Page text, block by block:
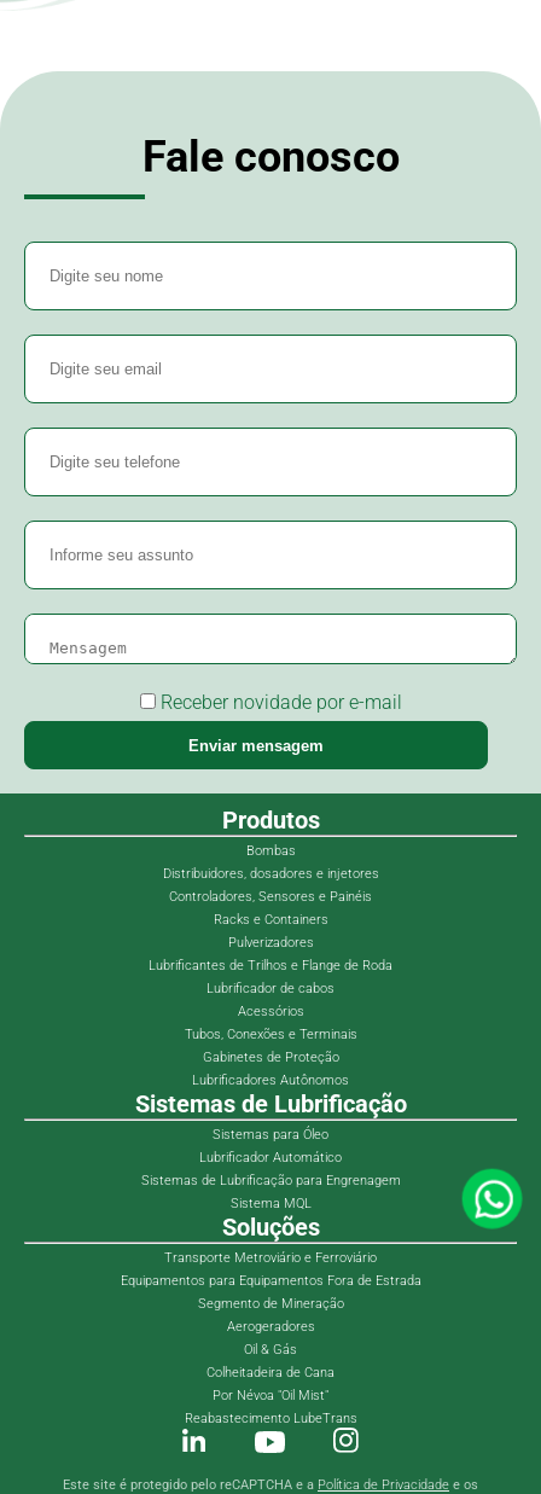
Fale conosco
Receber novidade por e-mail
Enviar mensagem
Produtos
Bombas
Distribuidores, dosadores e injetores
Controladores, Sensores e Painéis
Racks e Containers
Pulverizadores
Lubrificantes de Trilhos e Flange de Roda
Lubrificador de cabos
Acessórios
Tubos, Conexões e Terminais
Gabinetes de Proteção
Lubrificadores Autônomos
Sistemas de Lubrificação
Sistemas para Óleo
Lubrificador Automático
Sistemas de Lubrificação para Engrenagem
Sistema MQL
Soluções
Transporte Metroviário e Ferroviário
Equipamentos para Equipamentos Fora de Estrada
Segmento de Mineração
Aerogeradores
Oil & Gás
Colheitadeira de Cana
Por Névoa "Oil Mist"
Reabastecimento LubeTrans
Este site é protegido pelo reCAPTCHA e a Política de Privacidade e os